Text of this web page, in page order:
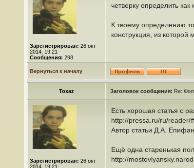
Зарегистрирован: 26 окт
2014, 19:21
Сообщения: 298
четверку определить
К твоему определению
конструкция, из
Вернуться к началу
Toxaz Заголовок сообщения: Re:
Зарегистрирован: 26 окт
2014, 19:21
Есть хорошая статья с
http://pressa.ru/ru/reader/
Автор статьи Д.А.
Ещё одна старенькая
http://